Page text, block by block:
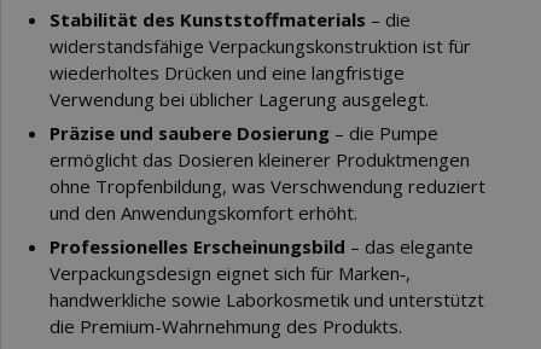
Stabilität des Kunststoffmaterials – die
widerstandsfähige Verpackungskonstruktion ist für
wiederholtes Drücken und eine langfristige
Verwendung bei üblicher Lagerung ausgelegt.
Präzise und saubere Dosierung – die Pumpe
ermöglicht das Dosieren kleinerer Produktmengen
ohne Tropfenbildung, was Verschwendung reduziert
und den Anwendungskomfort erhöht.
Professionelles Erscheinungsbild – das elegante
Verpackungsdesign eignet sich für Marken‑,
handwerkliche sowie Laborkosmetik und unterstützt
die Premium-Wahrnehmung des Produkts.